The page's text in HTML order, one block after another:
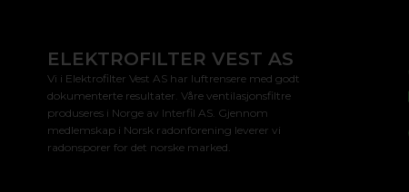
ELEKTROFILTER VEST AS
Vi i Elektrofilter Vest AS har luftrensere med godt
dokumenterte resultater. Våre ventilasjonsfiltre
produseres i Norge av Interfil AS. Gjennom
medlemskap i Norsk radonforening leverer vi
radonsporer for det norske marked.